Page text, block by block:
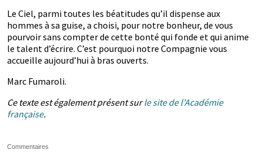
Le Ciel, parmi toutes les béatitudes qu’il dispense aux
hommes à sa guise, a choisi, pour notre bonheur, de vous
pourvoir sans compter de cette bonté qui fonde et qui anime
le talent d’écrire. C’est pourquoi notre Compagnie vous
accueille aujourd’hui à bras ouverts.
Marc Fumaroli.
Ce texte est également présent surle site de l’Académie
française.
Commentaires